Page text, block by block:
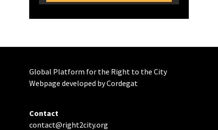
Global Platform for the Right to the City
Webpage developed by Cordegat
Contact
contact@right2city.org